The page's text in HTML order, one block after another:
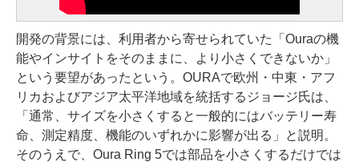
開発の背景には、利用者から寄せられていた「Ouraの機
能やインサイトをそのままに、より小さくできないか」
という要望があったという。OURAで欧州・中東・アフ
リカおよびアジア太平洋地域を統括するジョージ氏は、
「通常、サイズを小さくすると一般的にはバッテリー寿
命、測定精度、機能のいずれかに影響が出る」と説明。
そのうえで、Oura Ring 5では部品を小さくするだけでは